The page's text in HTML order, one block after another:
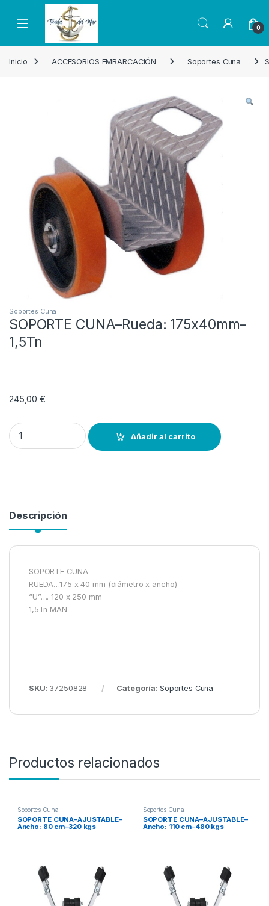
Skip to navigation
Skip to content
Open 0
Inicio ACCESORIOS EMBARCACIÓN Soportes Cuna
Soportes Cuna
SOPORTE CUNA–Rueda: 175x40mm–
1,5Tn
245,00€
SOPORTE CUNA--Rueda: 175x40mm--1,5Tn quantity
Añadir al carrito
Descripción
SOPORTE CUNA
RUEDA…175 x 40 mm (diámetro x ancho)
“U”…. 120 x 250 mm
1,5Tn MAN
SKU: 37250828 Categoría: Soportes Cuna
Productos relacionados
Soportes Cuna
SOPORTE CUNA–AJUSTABLE–
Ancho: 80 cm–320 kgs
Soportes Cuna
SOPORTE CUNA–AJUSTABLE–
Ancho: 110 cm–480 kgs